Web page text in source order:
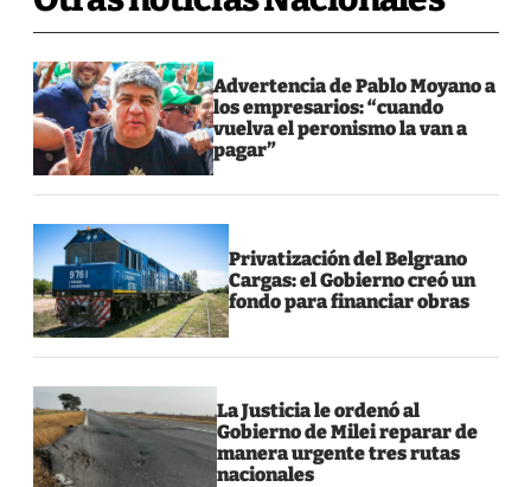
Advertencia de Pablo Moyano a
los empresarios: “cuando
vuelva el peronismo la van a
pagar”
Privatización del Belgrano
Cargas: el Gobierno creó un
fondo para financiar obras
La Justicia le ordenó al
Gobierno de Milei reparar de
manera urgente tres rutas
nacionales